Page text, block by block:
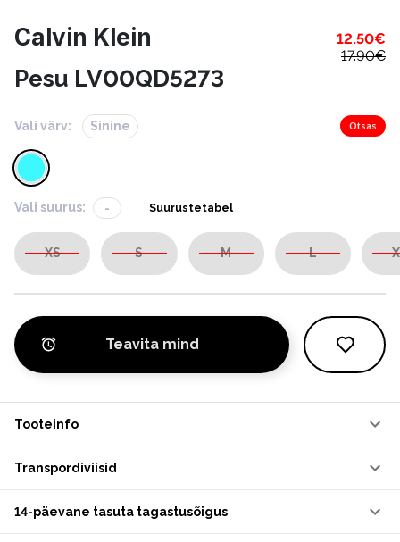
Calvin Klein 12.50€
17.90€
Pesu LV00QD5273
Vali värv: Sinine Otsas
Vali suurus: - Suurustetabel
XS S M L
Teavita mind
Tooteinfo
Transpordiviisid
14-päevane tasuta tagastusõigus